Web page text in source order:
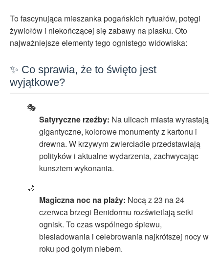
To fascynująca mieszanka pogańskich rytuałów, potęgi
żywiołów i niekończącej się zabawy na piasku. Oto
najważniejsze elementy tego ognistego widowiska:
✨ Co sprawia, że to święto jest
wyjątkowe?
🎭
Satyryczne rzeźby: Na ulicach miasta wyrastają
gigantyczne, kolorowe monumenty z kartonu i
drewna. W krzywym zwierciadle przedstawiają
polityków i aktualne wydarzenia, zachwycając
kunsztem wykonania.
🌙
Magiczna noc na plaży: Nocą z 23 na 24
czerwca brzegi Benidormu rozświetlają setki
ognisk. To czas wspólnego śpiewu,
biesiadowania i celebrowania najkrótszej nocy w
roku pod gołym niebem.